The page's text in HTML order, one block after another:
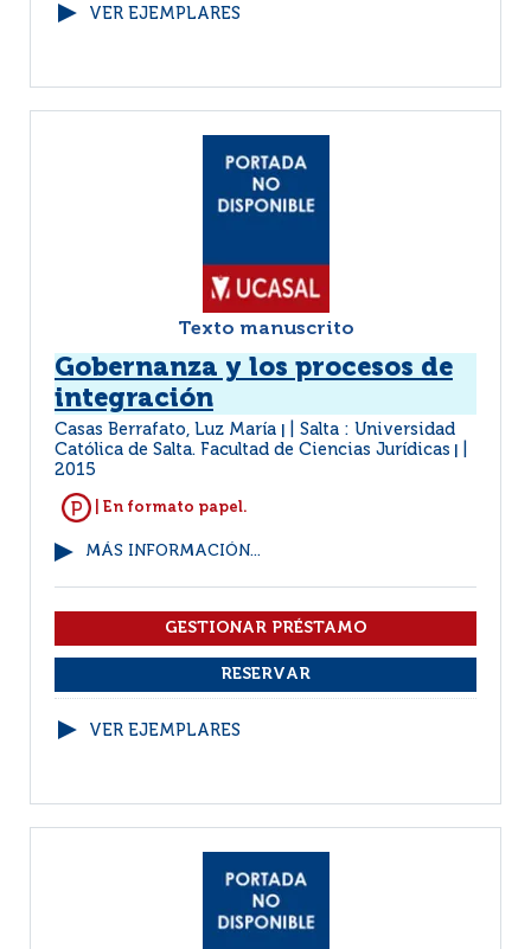
VER EJEMPLARES
Texto manuscrito
Gobernanza y los procesos de
integración
Casas Berrafato, Luz María
Salta : Universidad
Católica de Salta. Facultad de Ciencias Jurídicas
2015
| En formato papel.
MÁS INFORMACIÓN...
VER EJEMPLARES